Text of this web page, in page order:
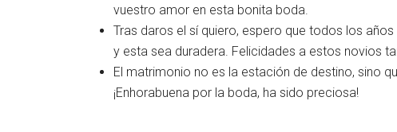
vuestro amor en esta bonita boda.
Tras daros el sí quiero, espero que todos los
y esta sea duradera. Felicidades a estos novios
El matrimonio no es la estación de destino, sino
¡Enhorabuena por la boda, ha sido preciosa!